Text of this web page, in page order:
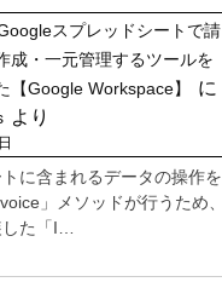
スプレッドシートで請
成・一元管理するツールを
【Google Workspace】
に
より
に含まれるデータの操作を
」メソッドが行うため、
た「I…